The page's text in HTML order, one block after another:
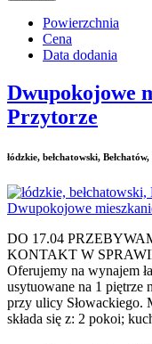
Powierzchnia
Cena
Data dodania
Dwupokojowe
Przytorze
łódzkie, bełchatowski,
DO 17.04
KONTAKT W
Oferujemy na wynajem
usytuowane na 1
przy ulicy Słowackiego.
składa się z: 2 pokoi;